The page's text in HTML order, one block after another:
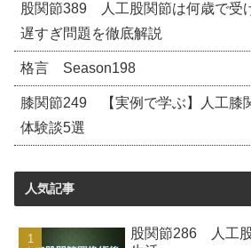
股関節389 人工股関節は何歳で受
遅すぎ問題を徹底解説
格言 Season198
膝関節249 【実例で学ぶ】人工膝
体験談5選
人気記事
股関節286 人工